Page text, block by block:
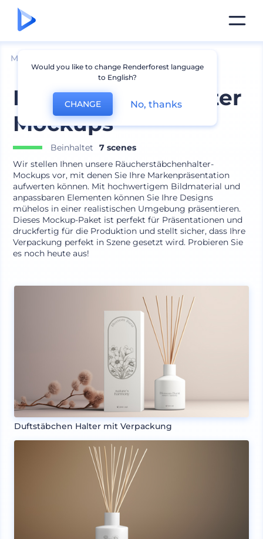
Mockups
Duftstäbchen-Halter
Mockups
Beinhaltet
7 scenes
Wir stellen Ihnen unsere Räucherstäbchenhalter-
Mockups vor, mit denen Sie Ihre Markenpräsentation
aufwerten können. Mit hochwertigem Bildmaterial und
anpassbaren Elementen können Sie Ihre Designs
mühelos in einer realistischen Umgebung präsentieren.
Dieses Mockup-Paket ist perfekt für Präsentationen und
druckfertig für die Produktion und stellt sicher, dass Ihre
Verpackung perfekt in Szene gesetzt wird. Probieren Sie
es noch heute aus!
Duftstäbchen Halter mit Verpackung
Would you like to change Renderforest language
to English?
CHANGE No, thanks